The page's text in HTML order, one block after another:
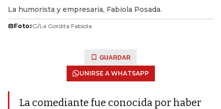
La humorista y empresaria, Fabiola Posada.
Foto:IG/La Gordita Fabiola
GUARDAR
UNIRSE A WHATSAPP
La comediante fue conocida por haber